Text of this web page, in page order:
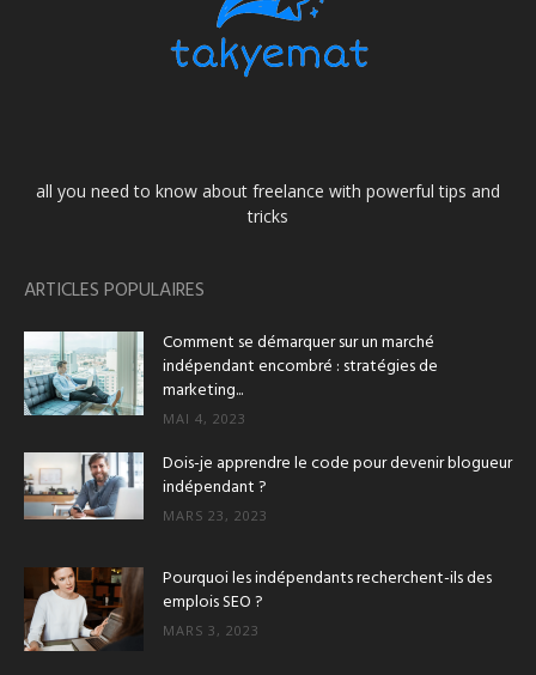
all you need to know about freelance with powerful tips and
tricks
ARTICLES POPULAIRES
Comment se démarquer sur un marché
indépendant encombré : stratégies de
marketing...
MAI 4, 2023
Dois-je apprendre le code pour devenir blogueur
indépendant ?
MARS 23, 2023
Pourquoi les indépendants recherchent-ils des
emplois SEO ?
MARS 3, 2023